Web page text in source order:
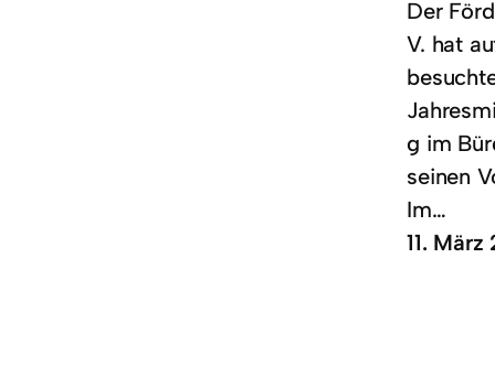
Der
V. hat
g im
seinen
Im…
11.